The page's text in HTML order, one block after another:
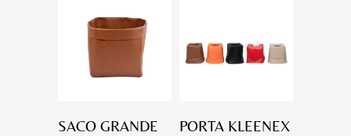
SACO GRANDE
PORTA KLEENEX